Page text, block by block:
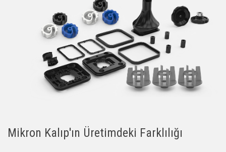
Mikron Kalıp'ın Üretimdeki Farklılığı